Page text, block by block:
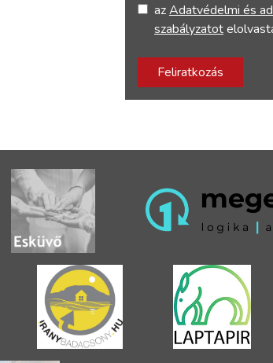
azAdatvédelmi és
szabályzatot
Feliratkozás